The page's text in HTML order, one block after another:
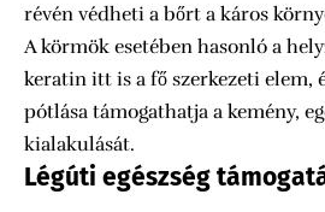
révén védheti a bőrt a káros
A körmök esetében hasonló a
keratin itt is a fő szerkezeti elem,
pótlása támogathatja a kemény,
kialakulását.
Légúti egészség